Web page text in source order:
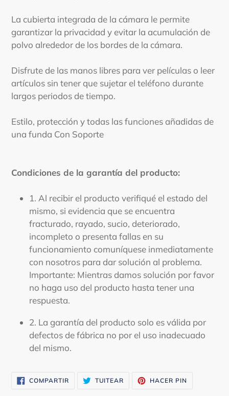
La cubierta integrada de la cámara le permite
garantizar la privacidad y evitar la acumulación de
polvo alrededor de los bordes de la cámara.
Disfrute de las manos libres para ver películas o leer
artículos sin tener que sujetar el teléfono durante
largos periodos de tiempo.
Estilo, protección y todas las funciones añadidas de
una funda Con Soporte
Condiciones de la garantía del producto:
1. Al recibir el producto verifiqué el estado del
mismo, si evidencia que se encuentra
fracturado, rayado, sucio, deteriorado,
incompleto o presenta fallas en su
funcionamiento comuníquese inmediatamente
con nosotros para dar solución al problema.
Importante: Mientras damos solución por favor
no haga uso del producto hasta tener una
respuesta.
2. La garantía del producto solo es válida por
defectos de fábrica no por el uso inadecuado
del mismo.
COMPARTIRCOMPARTIR
EN
TUITEAR TUITEARHACER PIN